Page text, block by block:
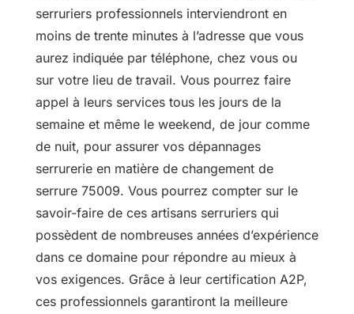
serruriers professionnels interviendront en
moins de trente minutes à l’adresse que vous
aurez indiquée par téléphone, chez vous ou
sur votre lieu de travail. Vous pourrez faire
appel à leurs services tous les jours de la
semaine et même le weekend, de jour comme
de nuit, pour assurer vos dépannages
serrurerie en matière de changement de
serrure 75009. Vous pourrez compter sur le
savoir-faire de ces artisans serruriers qui
possèdent de nombreuses années d’expérience
dans ce domaine pour répondre au mieux à
vos exigences. Grâce à leur certification A2P,
ces professionnels garantiront la meilleure